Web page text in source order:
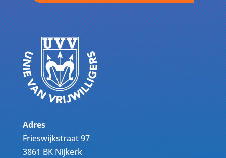
Adres
Frieswijkstraat 97
3861 BK Nijkerk